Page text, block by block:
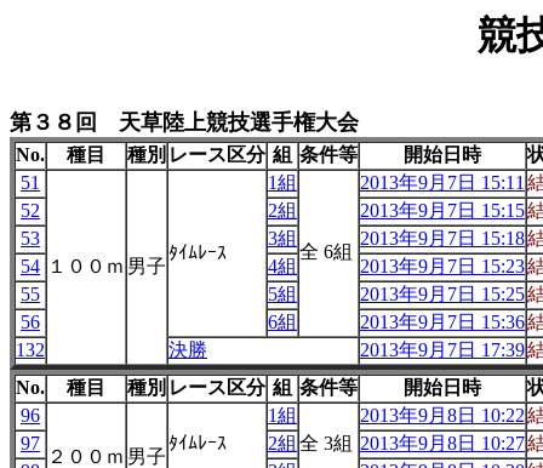
競
第３８回 天草陸上競技選手権大会
No. 種目 種別 レース区分 組 条件等 開始日時
51
１００ｍ 男子
ﾀｲﾑﾚｰｽ
1組
全 6組
2013年9月7日 15:11
52
2組 2013年9月7日 15:15
53
3組 2013年9月7日 15:18
54
4組 2013年9月7日 15:23
55
5組 2013年9月7日 15:25
56
6組 2013年9月7日 15:36
132
決勝 2013年9月7日 17:39
No.
種目 種別 レース区分 組 条件等 開始日時
96
２００ｍ 男子
ﾀｲﾑﾚｰｽ
1組
全 3組
2013年9月8日 10:22
97
2組 2013年9月8日 10:27